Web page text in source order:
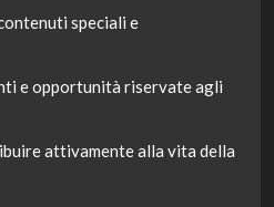
speciali e
e opportunità riservate agli
attivamente alla vita della